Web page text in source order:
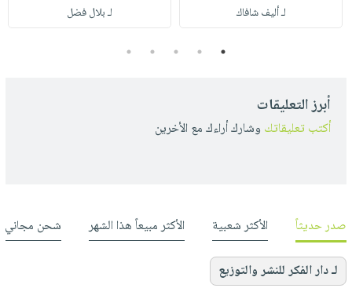
لـ أليف شافاك
لـ بلال فضل
1
2
3
4
5
أبرز التعليقات
أكتب تعليقاتك وشارك أراءك مع الأخرين
صدر حديثاً الأكثر شعبية الأكثر مبيعاً هذا الشهر شحن مجاني
لـ دار الفكر للنشر والتوزيع